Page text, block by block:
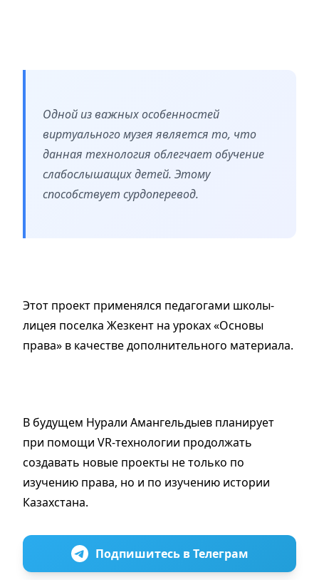
Одной из важных особенностей
виртуального музея является то, что
данная технология облегчает обучение
слабослышащих детей. Этому
способствует сурдоперевод.
Этот проект применялся педагогами школы-
лицея поселка Жезкент на уроках «Основы
права» в качестве дополнительного материала.
В будущем Нурали Амангельдыев планирует
при помощи VR-технологии продолжать
создавать новые проекты не только по
изучению права, но и по изучению истории
Казахстана.
Подпишитесь в Телеграм